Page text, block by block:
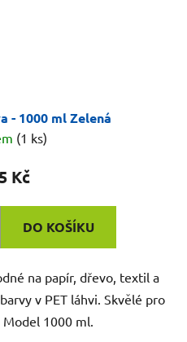
- 1000 ml Zelená
(1 ks)
Kč
DO KOŠÍKU
na papír, dřevo, textil a
v PET láhvi. Skvělé pro
1000 ml.